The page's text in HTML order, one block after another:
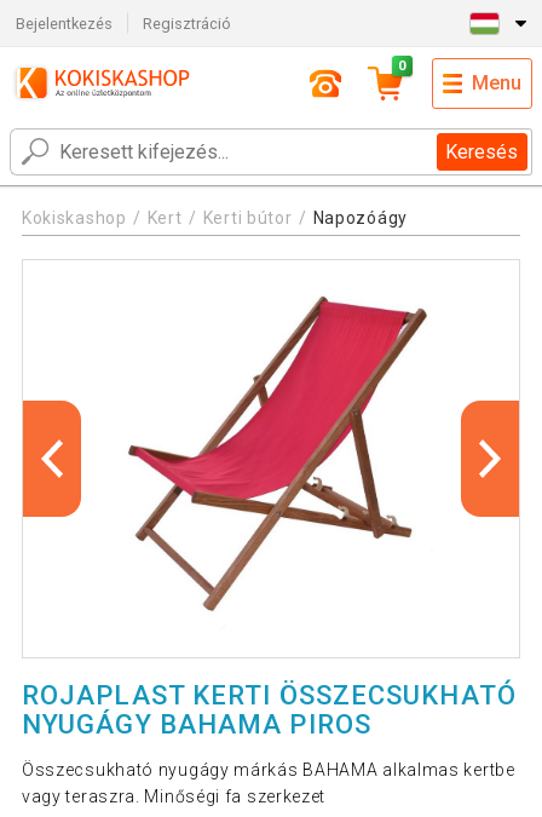
Bejelentkezés Regisztráció
Keresés
0
Menu
Kokiskashop Kert Kerti bútor Napozóágy
ROJAPLAST KERTI ÖSSZECSUKHATÓ
NYUGÁGY BAHAMA PIROS
Összecsukható nyugágy márkás BAHAMA alkalmas kertbe
vagy teraszra. Minőségi fa szerkezet